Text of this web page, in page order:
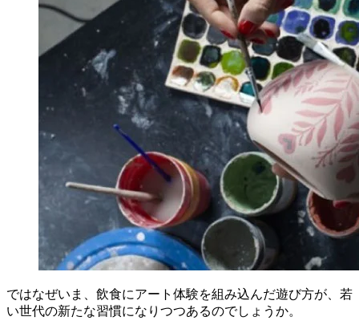
ではなぜいま、飲食にアート体験を組み込んだ遊び方が、若
い世代の新たな習慣になりつつあるのでしょうか。